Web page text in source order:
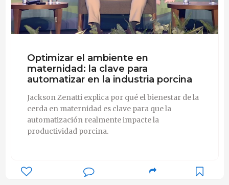
Optimizar el ambiente en
maternidad: la clave para
automatizar en la industria porcina
Jackson Zenatti explica por qué el bienestar de la
cerda en maternidad es clave para que la
automatización realmente impacte la
productividad porcina.